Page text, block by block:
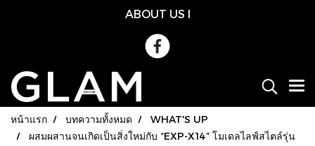
ABOUT US l
หน้าแรก บทความทั้งหมด
WHAT'S UP
ผสมผสานจนเกิดเป็นสิ่งใหม่กับ “EXP-X14” โมเดลไลฟ์สไตล์รุ่น